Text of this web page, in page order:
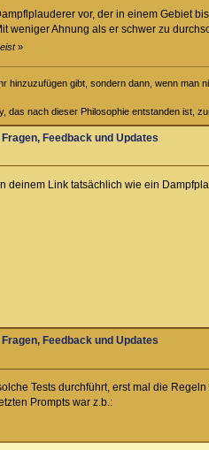
vor, der in einem Gebiet
weniger Ahnung als er schwer zu
»
hinzuzufügen gibt, sondern dann, wenn
das nach dieser Philosophie entstanden ist,
Feedback und Updates
deinem Link tatsächlich wie ein
Feedback und Updates
Tests durchführt, erst mal die
Prompts war z.b.: